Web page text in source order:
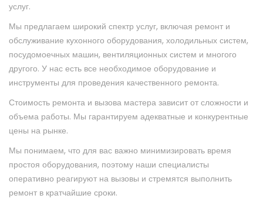
услуг.
Мы предлагаем широкий спектр услуг, включая ремонт и
обслуживание кухонного оборудования, холодильных систем,
посудомоечных машин, вентиляционных систем и многого
другого. У нас есть все необходимое оборудование и
инструменты для проведения качественного ремонта.
Стоимость ремонта и вызова мастера зависит от сложности и
объема работы. Мы гарантируем адекватные и конкурентные
цены на рынке.
Мы понимаем, что для вас важно минимизировать время
простоя оборудования, поэтому наши специалисты
оперативно реагируют на вызовы и стремятся выполнить
ремонт в кратчайшие сроки.